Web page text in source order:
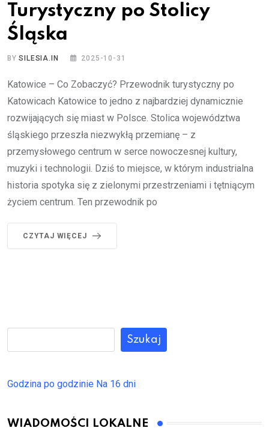
Turystyczny po Stolicy
Śląska
BYSILESIA.IN 2025-10-31
Katowice – Co Zobaczyć? Przewodnik turystyczny po
Katowicach Katowice to jedno z najbardziej dynamicznie
rozwijających się miast w Polsce. Stolica województwa
śląskiego przeszła niezwykłą przemianę – z
przemysłowego centrum w serce nowoczesnej kultury,
muzyki i technologii. Dziś to miejsce, w którym industrialna
historia spotyka się z zielonymi przestrzeniami i tętniącym
życiem centrum. Ten przewodnik po
CZYTAJ WIĘCEJ
Szukaj
Godzina po godzinie Na 16 dni
WIADOMOŚCI LOKALNE